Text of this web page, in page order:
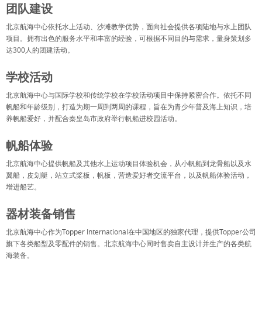
团队建设
北京航海中心依托水上活动、沙滩教学优势，面向社会提供各项陆地与水上团队
项目。拥有出色的服务水平和丰富的经验，可根据不同目的与需求，量身策划多
达300人的团建活动。
学校活动
北京航海中心与国际学校和传统学校在学校活动项目中保持紧密合作。依托不同
帆船和年龄级别，打造为期一周到两周的课程，旨在为青少年普及海上知识，培
养帆船爱好，并配合秦皇岛市政府举行帆船进校园活动。
帆船体验
北京航海中心提供帆船及其他水上运动项目体验机会，从小帆船到龙骨船以及水
翼船，皮划艇，站立式桨板，帆板，营造爱好者交流平台，以及帆船体验活动，
增进船艺。
器材装备销售
北京航海中心作为Topper International在中国地区的独家代理，提供Topper公司
旗下各类船型及零配件的销售。北京航海中心同时售卖自主设计并生产的各类航
海装备。